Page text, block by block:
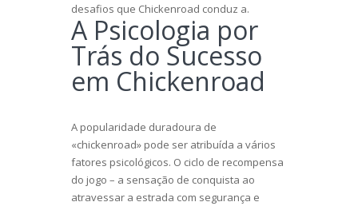
desafios que Chickenroad conduz a.
A Psicologia por
Trás do Sucesso
em Chickenroad
A popularidade duradoura de
«chickenroad» pode ser atribuída a vários
fatores psicológicos. O ciclo de recompensa
do jogo – a sensação de conquista ao
atravessar a estrada com segurança e